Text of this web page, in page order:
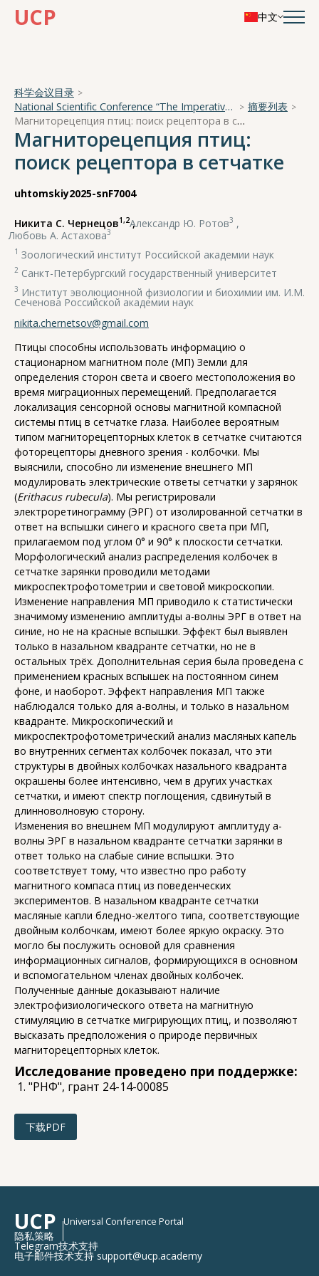
UCP 中文
科学会议目录
National Scientific Conference “The Imperative of Academician A. A. Ukhtomsky - the Brain and its Self-Cognition”
摘要列表
Магниторецепция птиц: поиск рецептора в сетчатке
Магниторецепция птиц:
поиск рецептора в сетчатке
uhtomskiy2025-snF7004
Никита С. Чернецов1,2,
Александр Ю. Ротов3 ,
Любовь А. Астахова3
1 Зоологический институт Российской академии наук
2 Санкт-Петербургский государственный университет
3 Институт эволюционной физиологии и биохимии им. И.М.
Сеченова Российской академии наук
nikita.chernetsov@gmail.com
Птицы способны использовать информацию о
стационарном магнитном поле (МП) Земли для
определения сторон света и своего местоположения во
время миграционных перемещений. Предполагается
локализация сенсорной основы магнитной компасной
системы птиц в сетчатке глаза. Наиболее вероятным
типом магниторецепторных клеток в сетчатке считаются
фоторецепторы дневного зрения - колбочки. Мы
выяснили, способно ли изменение внешнего МП
модулировать электрические ответы сетчатки у зарянок
(Erithacus rubecula). Мы регистрировали
электроретинограмму (ЭРГ) от изолированной сетчатки в
ответ на вспышки синего и красного света при МП,
прилагаемом под углом 0° и 90° к плоскости сетчатки.
Морфологический анализ распределения колбочек в
сетчатке зарянки проводили методами
микроспектрофотометрии и световой микроскопии.
Изменение направления МП приводило к статистически
значимому изменению амплитуды а-волны ЭРГ в ответ на
синие, но не на красные вспышки. Эффект был выявлен
только в назальном квадранте сетчатки, но не в
остальных трёх. Дополнительная серия была проведена с
применением красных вспышек на постоянном синем
фоне, и наоборот. Эффект направления МП также
наблюдался только для а-волны, и только в назальном
квадранте. Микроскопический и
микроспектрофотометрический анализ масляных капель
во внутренних сегментах колбочек показал, что эти
структуры в двойных колбочках назального квадранта
окрашены более интенсивно, чем в других участках
сетчатки, и имеют спектр поглощения, сдвинутый в
длинноволновую сторону.
Изменения во внешнем МП модулируют амплитуду а-
волны ЭРГ в назальном квадранте сетчатки зарянки в
ответ только на слабые синие вспышки. Это
соответствует тому, что известно про работу
магнитного компаса птиц из поведенческих
экспериментов. В назальном квадранте сетчатки
масляные капли бледно-желтого типа, соответствующие
двойным колбочкам, имеют более яркую окраску. Это
могло бы послужить основой для сравнения
информационных сигналов, формирующихся в основном
и вспомогательном членах двойных колбочек.
Полученные данные доказывают наличие
электрофизиологического ответа на магнитную
стимуляцию в сетчатке мигрирующих птиц, и позволяют
высказать предположения о природе первичных
магниторецепторных клеток.
Исследование проведено при поддержке:
"РНФ", грант 24-14-00085
下载PDF
UCP Universal Conference Portal
隐私策略
Telegram技术支持
电子邮件技术支持 support@ucp.academy